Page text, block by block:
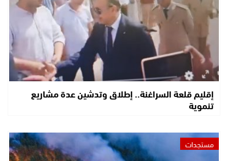
إقليم قلعة السراغنة.. إطلاق وتدشين عدة مشاريع
تنموية
مستجدات